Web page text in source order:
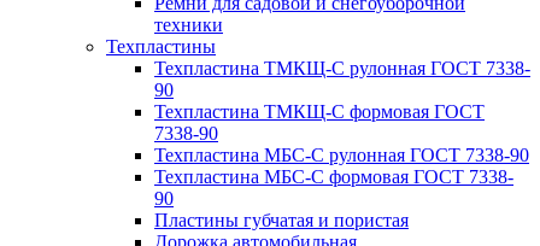
техники
Техпластины
Техпластина ТМКЩ-С рулонная ГОСТ 7338-
90
Техпластина ТМКЩ-С формовая ГОСТ
7338-90
Техпластина МБС-С рулонная ГОСТ 7338-90
Техпластина МБС-С формовая ГОСТ 7338-
90
Пластины губчатая и пористая
Дорожка автомобильная